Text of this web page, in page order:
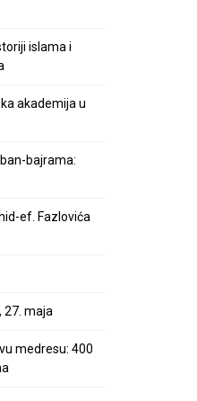
islama i
akademija u
bajrama:
ef. Fazlovića
27. maja
medresu: 400